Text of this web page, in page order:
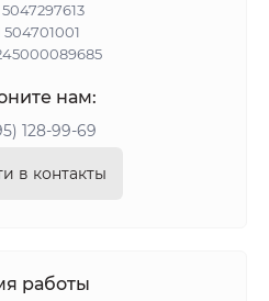
нам:
128-99-69
в контакты
работы